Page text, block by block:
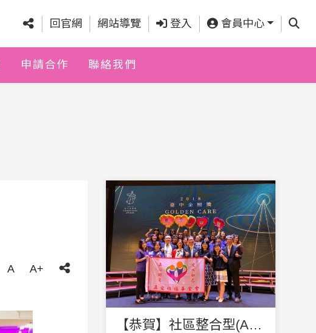
回官網 網站導覽 登入 會員中心 查詢
申請合作 聯絡我們
A A+
【恭賀】社區整合型(A)中心 榮獲第一屆臺中市金照獎 卓越Ａ單位 第１名